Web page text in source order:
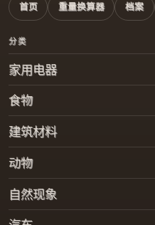
首页 重量换算器 档案
分类
家用电器
食物
建筑材料
动物
自然现象